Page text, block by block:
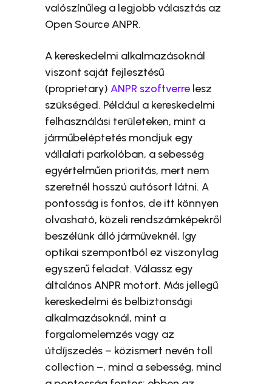
valószínűleg a legjobb választás az
Open Source ANPR.
A kereskedelmi alkalmazásoknál
viszont saját fejlesztésű
(proprietary)ANPR szoftverre lesz
szükséged. Például a kereskedelmi
felhasználási területeken, mint a
járműbeléptetés mondjuk egy
vállalati parkolóban, a sebesség
egyértelműen prioritás, mert nem
szeretnél hosszú autósort látni. A
pontosság is fontos, de itt könnyen
olvasható, közeli rendszámképekről
beszélünk álló járműveknél, így
optikai szempontból ez viszonylag
egyszerű feladat. Válassz egy
általános ANPR motort. Más jellegű
kereskedelmi és belbiztonsági
alkalmazásoknál, mint a
forgalomelemzés vagy az
útdíjszedés – közismert nevén toll
collection –, mind a sebesség, mind